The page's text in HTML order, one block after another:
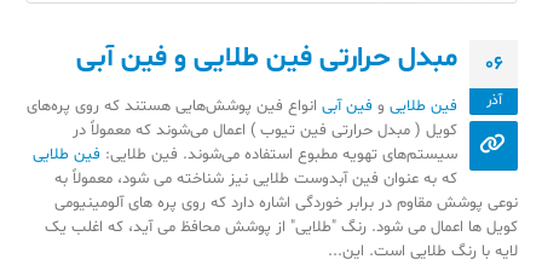
06
آذر
مبدل حرارتی فین طلایی و فین آبی
فین طلایی و فین آبی انواع فین پوشش‌هایی هستند که روی پره‌های
کویل ( مبدل حرارتی فین تیوب ) اعمال می‌شوند که معمولاً در
سیستم‌های تهویه مطبوع استفاده می‌شوند. فین طلایی: فین طلایی
که به عنوان فین آبدوست طلایی نیز شناخته می شود، معمولاً به
نوعی پوشش مقاوم در برابر خوردگی اشاره دارد که روی پره های آلومینیومی
کویل ها اعمال می شود. رنگ "طلایی" از پوشش محافظ می آید، که اغلب یک
لایه با رنگ طلایی است. این...